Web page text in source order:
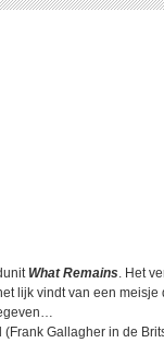
What Remains. Het
lijk vindt van een meisje
Gallagher in de